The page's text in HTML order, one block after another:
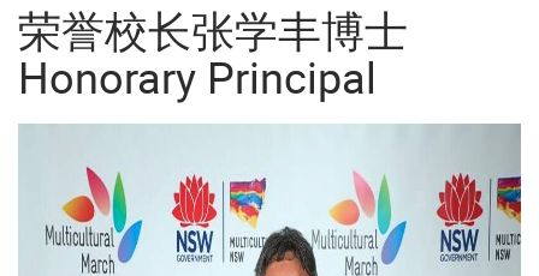
荣誉校长张学丰博士
Honorary Principal